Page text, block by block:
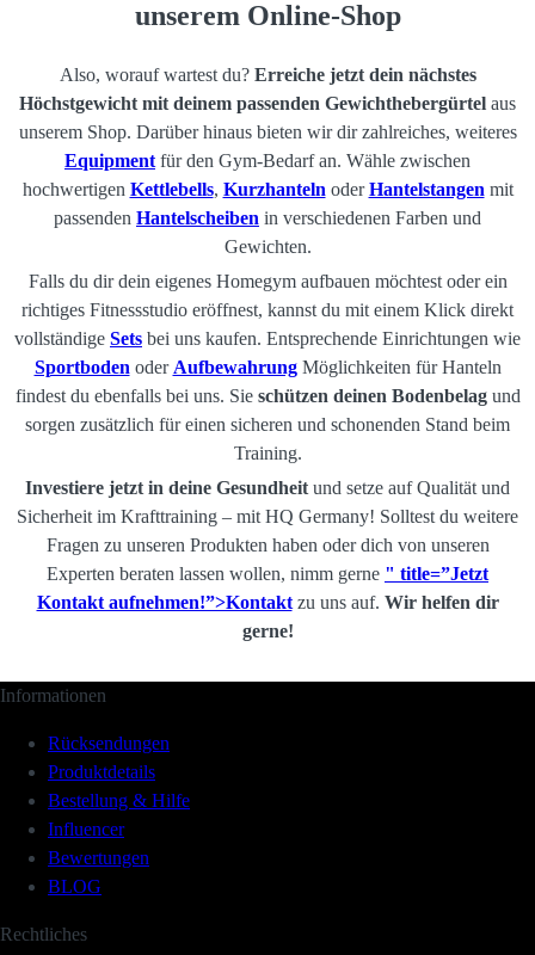
entlastet außerdem deine Bandscheiben. Darüber hinaus erlangst du
Kraft und Kontrolle bei maximalen Belastungen aufbauen. Das kann
dich zu neuen Rekordleistungen führen.
unserem Online-Shop
Also, worauf wartest du? Erreiche jetzt dein nächstes
Höchstgewicht mit deinem passenden Gewichthebergürtel aus
unserem Shop. Darüber hinaus bieten wir dir zahlreiches, weiteres
Equipment für den Gym-Bedarf an. Wähle zwischen
hochwertigen Kettlebells, Kurzhanteln oderHantelstangen mit
passenden Hantelscheiben in verschiedenen Farben und
Gewichten.
Falls du dir dein eigenes Homegym aufbauen möchtest oder ein
richtiges Fitnessstudio eröffnest, kannst du mit einem Klick direkt
vollständige Sets bei uns kaufen. Entsprechende Einrichtungen wie
Sportboden oder AufbewahrungMöglichkeiten für Hanteln
findest du ebenfalls bei uns. Sie schützen deinen Bodenbelagund
sorgen zusätzlich für einen sicheren und schonenden Stand beim
Training.
Investiere jetzt in deine Gesundheit und setze auf Qualität und
Sicherheit im Krafttraining – mit HQ Germany! Solltest du weitere
Fragen zu unseren Produkten haben oder dich von unseren
Experten beraten lassen wollen, nimm gerne " title=”Jetzt
Kontakt aufnehmen!”>Kontaktzu uns auf. Wir helfen dir
gerne!
Informationen
Rücksendungen
Produktdetails
Bestellung & Hilfe
Influencer
Bewertungen
BLOG
Rechtliches